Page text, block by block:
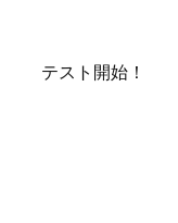
テスト開始！